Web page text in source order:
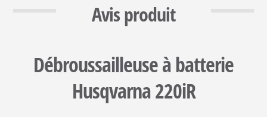
Avis produit
Débroussailleuse à batterie
Husqvarna 220iR